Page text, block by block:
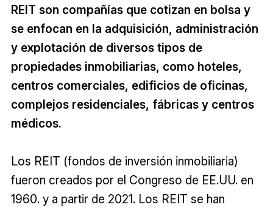
REIT son compañías que cotizan en bolsa y
se enfocan en la adquisición, administración
y explotación de diversos tipos de
propiedades inmobiliarias, como hoteles,
centros comerciales, edificios de oficinas,
complejos residenciales, fábricas y centros
médicos.
Los REIT (fondos de inversión inmobiliaria)
fueron creados por el Congreso de EE.UU. en
1960. y a partir de 2021. Los REIT se han